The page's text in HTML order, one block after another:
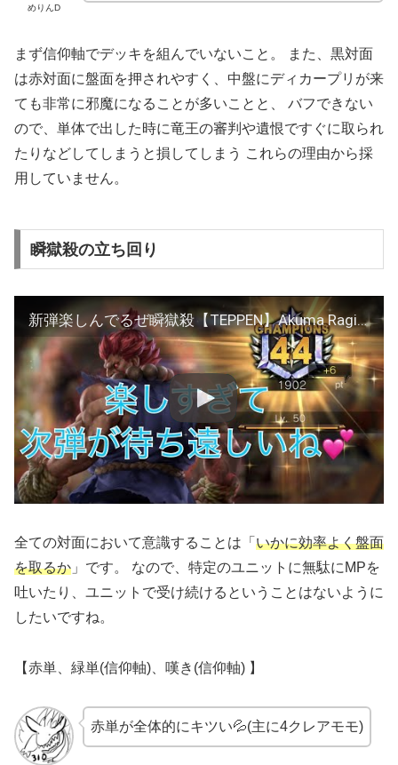
めりんD
まず信仰軸でデッキを組んでいないこと。 また、黒対面
は赤対面に盤面を押されやすく、中盤にディカープリが来
ても非常に邪魔になることが多いことと、 バフできない
ので、単体で出した時に竜王の審判や遺恨ですぐに取られ
たりなどしてしまうと損してしまう これらの理由から採
用していません。
瞬獄殺の立ち回り
新弾楽しんでるぜ瞬獄殺【TEPPEN】Akuma Raging Demon デッキ Deck MOR Mission of Ruin
全ての対面において意識することは「 いかに効率よく盤面
を取るか 」です。 なので、特定のユニットに無駄にMPを
吐いたり、ユニットで受け続けるということはないように
したいですね。
【赤単、緑単(信仰軸)、嘆き(信仰軸) 】
赤単が全体的にキツい💦(主に4クレアモモ)